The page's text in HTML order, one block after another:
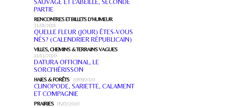
SAUVAGE ET L'ABEILLE, SECONDE
PARTIE
RENCONTRES ET BILLETS D'HUMEUR
31/01/2021
QUELLE FLEUR (JOUR) ÊTES-VOUS
NÉS? (CALENDRIER RÉPUBLICAIN)
VILLES, CHEMINS & TERRAINS VAGUES
11/11/2020
DATURA OFFICINAL, LE
SORCI'HÉRISSON
HAIES & FORÊTS20/09/2020
CLINOPODE, SARIETTE, CALAMENT
ET COMPAGNIE
PRAIRIES05/07/2020